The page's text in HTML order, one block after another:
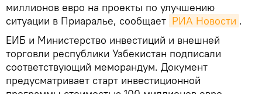
миллионов евро на проекты по улучшению
ситуации в Приаралье, сообщает РИА Новости .
ЕИБ и Министерство инвестиций и внешней
торговли республики Узбекистан подписали
соответствующий меморандум. Документ
предусматривает старт инвестиционной